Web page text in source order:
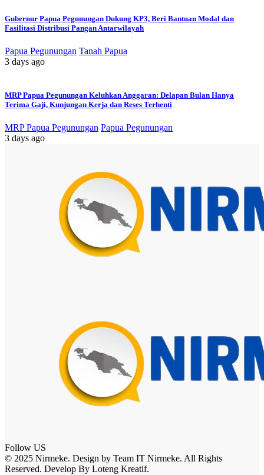
Gubernur Papua Pegunungan Dukung KP3, Beri Bantuan Modal dan
Fasilitasi Distribusi Pangan Antarwilayah
Papua Pegunungan Tanah Papua
3 days ago
MRP Papua Pegunungan Keluhkan Anggaran: Delapan Bulan Hanya
Terima Gaji, Kunjungan Kerja dan Reses Terhenti
MRP Papua Pegunungan Papua Pegunungan
3 days ago
Follow US
© 2025 Nirmeke. Design by Team IT Nirmeke. All Rights
Reserved. Develop By Loteng Kreatif.